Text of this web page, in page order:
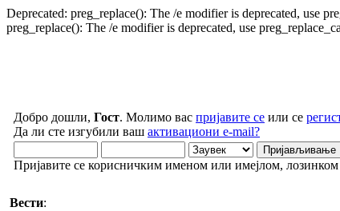
Deprecated: preg_replace(): The /e modifier is deprecated, use
preg_replace(): The /e modifier is deprecated, use
Добро дошли, Гост. Молимо вас пријавите се или се
Да ли сте изгубили ваш активациони e-mail?
Пријавите се корисничким именом или имејлом,
Вести: